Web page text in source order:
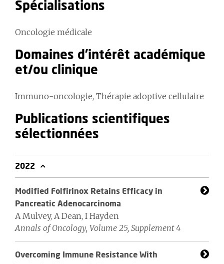
Spécialisations
Oncologie médicale
Domaines d'intérêt académique
et/ou clinique
Immuno-oncologie, Thérapie adoptive cellulaire
Publications scientifiques
sélectionnées
2022
Modified Folfirinox Retains Efficacy in
Pancreatic Adenocarcinoma
A Mulvey, A Dean, I Hayden
Annals of Oncology, Volume 25, Supplement 4
Overcoming Immune Resistance With